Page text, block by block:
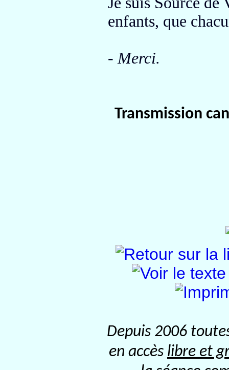
enfants, que
- Merci.
Transmission
Depuis 2006
en accès libre et